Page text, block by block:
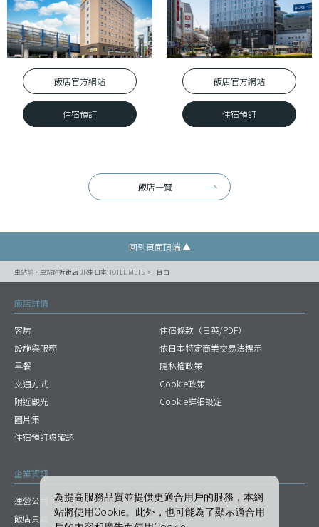
飯店官⽅網站
住宿預訂
飯店官⽅網站
住宿預訂
飯店一覽
回到頁面頂端 ▲
車站前・車站附近飯店 JR東日本HOTEL METS 目白
飯店詳情
客房
設施與服務
早餐
交通方式
附近觀光
圖片集
住宿預訂與確認
住宿條款（日英/PDF）
依日本特定商業交易法標示
隱私權政策
Cookie政策
Cookie詳細設定
企業資訊
運營公司
飯店頁首
為提高服務品質並提供更適合用戶的服務，本網
站將使用Cookie。此外，也可能為了顯示適合用